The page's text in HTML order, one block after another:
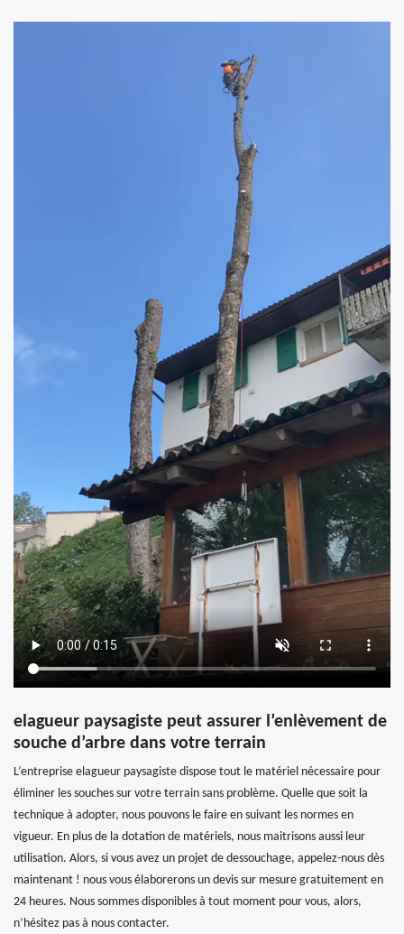
elagueur paysagiste peut assurer l’enlèvement de
souche d’arbre dans votre terrain
L’entreprise elagueur paysagiste dispose tout le matériel nécessaire pour
éliminer les souches sur votre terrain sans problème. Quelle que soit la
technique à adopter, nous pouvons le faire en suivant les normes en
vigueur. En plus de la dotation de matériels, nous maitrisons aussi leur
utilisation. Alors, si vous avez un projet de dessouchage, appelez-nous dès
maintenant ! nous vous élaborerons un devis sur mesure gratuitement en
24 heures. Nous sommes disponibles à tout moment pour vous, alors,
n’hésitez pas à nous contacter.